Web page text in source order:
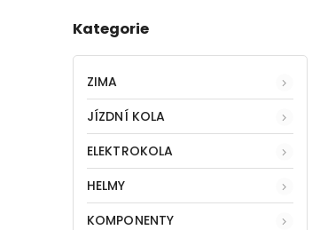
Kategorie
ZIMA
JÍZDNÍ KOLA
ELEKTROKOLA
HELMY
KOMPONENTY